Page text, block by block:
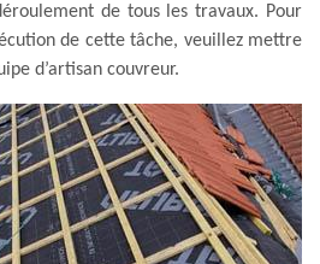
de tous les travaux. Pour
de cette tâche, veuillez mettre
d’artisan couvreur.